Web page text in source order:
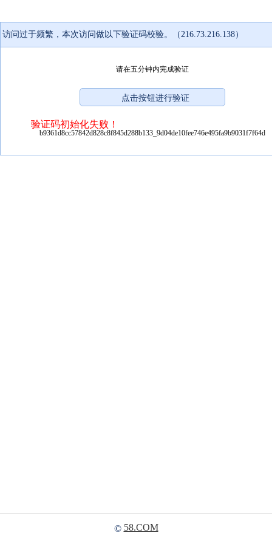
访问过于频繁，本次访问做以下验证码校验。（216.73.216.138）
请在五分钟内完成验证
验证码初始化失败！
b9361d8cc57842d828c8f845d288b133_9d04de10fee746e495fa9b9031f7f64d
© 58.COM